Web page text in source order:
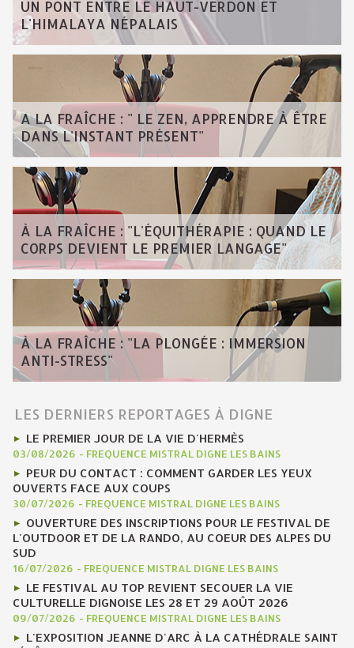
UN PONT ENTRE LE HAUT-VERDON ET
L'HIMALAYA NÉPALAIS
A LA FRAÎCHE : " LE ZEN, APPRENDRE À ÊTRE
DANS L'INSTANT PRÉSENT"
À LA FRAÎCHE : "L'ÉQUITHÉRAPIE : QUAND LE
CORPS DEVIENT LE PREMIER LANGAGE"
À LA FRAÎCHE : "LA PLONGÉE : IMMERSION
ANTI-STRESS"
LES DERNIERS REPORTAGES À DIGNE
LE PREMIER JOUR DE LA VIE D'HERMÈS
03/08/2026 - FREQUENCE MISTRAL DIGNE LES BAINS
PEUR DU CONTACT : COMMENT GARDER LES YEUX
OUVERTS FACE AUX COUPS
30/07/2026 - FREQUENCE MISTRAL DIGNE LES BAINS
OUVERTURE DES INSCRIPTIONS POUR LE FESTIVAL DE
L'OUTDOOR ET DE LA RANDO, AU COEUR DES ALPES DU
SUD
16/07/2026 - FREQUENCE MISTRAL DIGNE LES BAINS
LE FESTIVAL AU TOP REVIENT SECOUER LA VIE
CULTURELLE DIGNOISE LES 28 ET 29 AOÛT 2026
09/07/2026 - FREQUENCE MISTRAL DIGNE LES BAINS
L'EXPOSITION JEANNE D'ARC À LA CATHÉDRALE SAINT